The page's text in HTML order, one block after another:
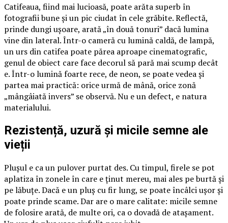
Catifeaua, fiind mai lucioasă, poate arăta superb în
fotografii bune și un pic ciudat în cele grăbite. Reflectă,
prinde dungi ușoare, arată „în două tonuri” dacă lumina
vine din lateral. Într-o cameră cu lumină caldă, de lampă,
un urs din catifea poate părea aproape cinematografic,
genul de obiect care face decorul să pară mai scump decât
e. Într-o lumină foarte rece, de neon, se poate vedea și
partea mai practică: orice urmă de mână, orice zonă
„mângâiată invers” se observă. Nu e un defect, e natura
materialului.
Rezistență, uzură și micile semne ale
vieții
Plușul e ca un pulover purtat des. Cu timpul, firele se pot
aplatiza în zonele în care e ținut mereu, mai ales pe burtă și
pe lăbuțe. Dacă e un pluș cu fir lung, se poate încâlci ușor și
poate prinde scame. Dar are o mare calitate: micile semne
de folosire arată, de multe ori, ca o dovadă de atașament.